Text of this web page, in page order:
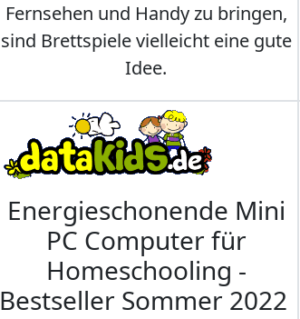
Fernsehen und Handy zu bringen,
sind Brettspiele vielleicht eine gute
Idee.
Energieschonende Mini
PC Computer für
Homeschooling -
Bestseller Sommer 2022